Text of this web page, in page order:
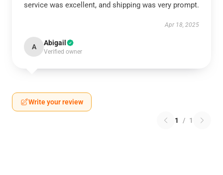
service was excellent, and shipping was very prompt.
Apr 18, 2025
A Abigail
Verified owner
Write your review
1 / 1